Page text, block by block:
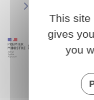
This site
gives
you